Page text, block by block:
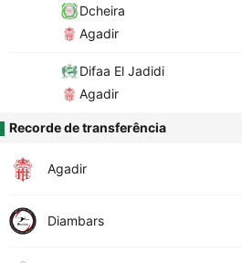
Dcheira
Agadir
Difaa El Jadidi
Agadir
Recorde de transferência
Agadir
Diambars